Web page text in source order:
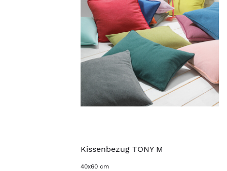
Kissenbezug TONY M
40x60 cm